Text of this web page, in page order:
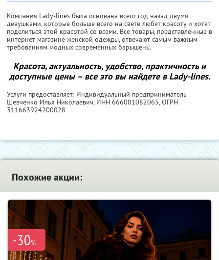
Компания Lady-lines была основана всего год назад двумя
девушками, которые больше всего на свете любят красоту и хотят
поделиться этой красотой со всеми. Все товары, представленные в
интернет-магазине женской одежды, отвечают самым важным
требованиям модных современных барышень.
Красота, актуальность, удобство, практичность и
доступные цены – все это вы найдете в Lady-lines.
Услуги предоставляет: Индивидуальный предприниматель
Шевченко Илья Николаевич, ИНН 666001082065, ОГРН
311663924200028
Похожие акции:
-30%